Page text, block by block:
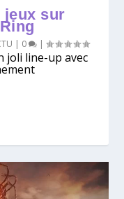
jeux sur
| 0 |
joli line-up avec